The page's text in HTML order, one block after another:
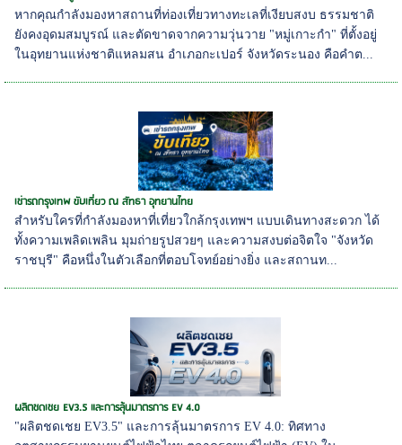
หากคุณกำลังมองหาสถานที่ท่องเที่ยวทางทะเลที่เงียบสงบ ธรรมชาติ
ยังคงอุดมสมบูรณ์ และตัดขาดจากความวุ่นวาย "หมู่เกาะกำ" ที่ตั้งอยู่
ในอุทยานแห่งชาติแหลมสน อำเภอกะเปอร์ จังหวัดระนอง คือคำต...
เช่ารถกรุงเทพ ขับเที่ยว ณ สัทธา อุทยานไทย
สำหรับใครที่กำลังมองหาที่เที่ยวใกล้กรุงเทพฯ แบบเดินทางสะดวก ได้
ทั้งความเพลิดเพลิน มุมถ่ายรูปสวยๆ และความสงบต่อจิตใจ "จังหวัด
ราชบุรี" คือหนึ่งในตัวเลือกที่ตอบโจทย์อย่างยิ่ง และสถานท...
ผลิตชดเชย EV3.5 และการลุ้นมาตรการ EV 4.0
"ผลิตชดเชย EV3.5" และการลุ้นมาตรการ EV 4.0: ทิศทาง